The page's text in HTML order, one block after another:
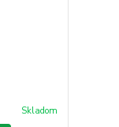
Skladom